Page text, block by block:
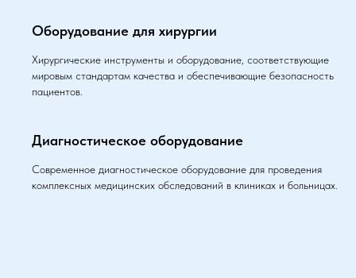
Оборудование для хирургии
Хирургические инструменты и оборудование, соответствующие
мировым стандартам качества и обеспечивающие безопасность
пациентов.
Диагностическое оборудование
Современное диагностическое оборудование для проведения
комплексных медицинских обследований в клиниках и больницах.